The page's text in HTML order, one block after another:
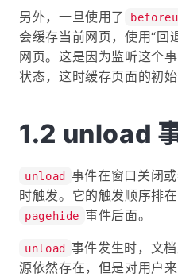
另外，一旦使用了
会缓存当前网页，使用“回
网页。这是因为监听这个
状态，这时缓存页面的初始
unload
unload 事件在窗口关闭
时触发。它的触发顺序排在
pagehide 事件后面。
unload
事件发生时，文
源依然存在，但是对用户